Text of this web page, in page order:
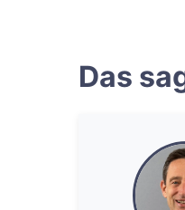
Das